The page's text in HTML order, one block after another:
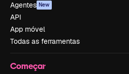
Agentes New
API
App móvel
Todas as ferramentas
Começar